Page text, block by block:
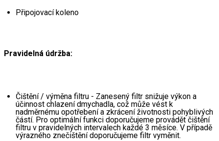
Připojovací koleno
Pravidelná údržba:
Čištění / výměna filtru - Zanesený filtr snižuje výkon a
účinnost chlazení dmychadla, což může vést k
nadměrnému opotřebení a zkrácení životnosti pohyblivých
částí. Pro optimální funkci doporučujeme provádět čištění
filtru v pravidelných intervalech každé 3 měsíce. V případě
výrazného znečištění doporučujeme filtr vyměnit.